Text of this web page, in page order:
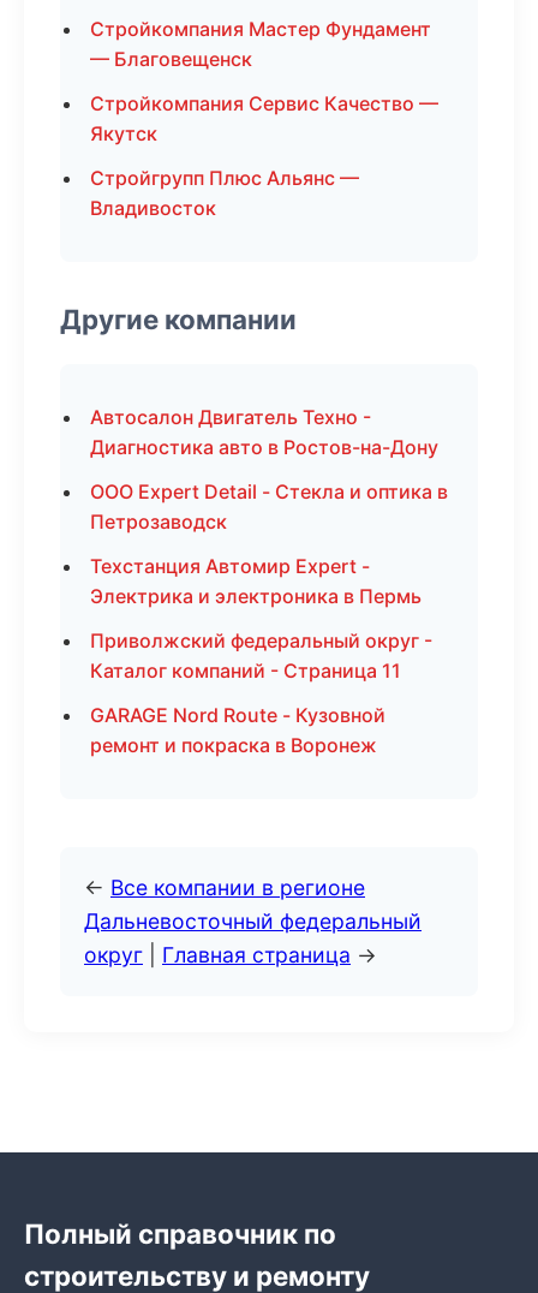
Стройкомпания Мастер Фундамент
— Благовещенск
Стройкомпания Сервис Качество —
Якутск
Стройгрупп Плюс Альянс —
Владивосток
Другие компании
Автосалон Двигатель Техно -
Диагностика авто в Ростов-на-Дону
ООО Expert Detail - Стекла и оптика в
Петрозаводск
Техстанция Автомир Expert -
Электрика и электроника в Пермь
Приволжский федеральный округ -
Каталог компаний - Страница 11
GARAGE Nord Route - Кузовной
ремонт и покраска в Воронеж
← Все компании в регионе
Дальневосточный федеральный
округ
Главная страница →
Полный справочник по
строительству и ремонту